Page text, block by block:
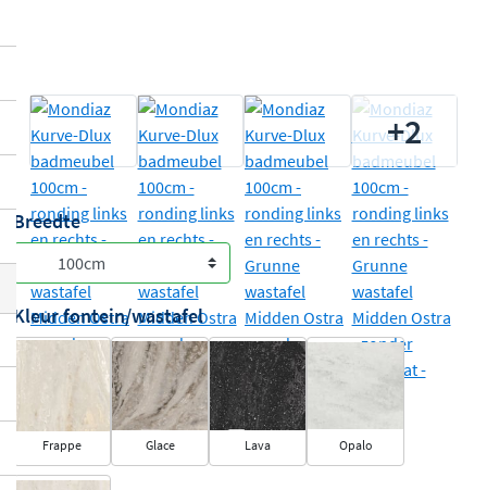
+2
Breedte
Kleur fontein/wastafel
Frappe Glace Lava Opalo